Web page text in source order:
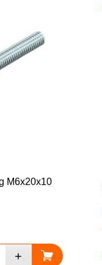
M6x20x10